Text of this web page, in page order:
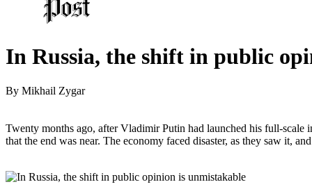
In Russia, the shift in public
By Mikhail Zygar
Twenty months ago, after Vladimir Putin had launched his full-
that the end was near. The economy faced disaster, as they saw it,